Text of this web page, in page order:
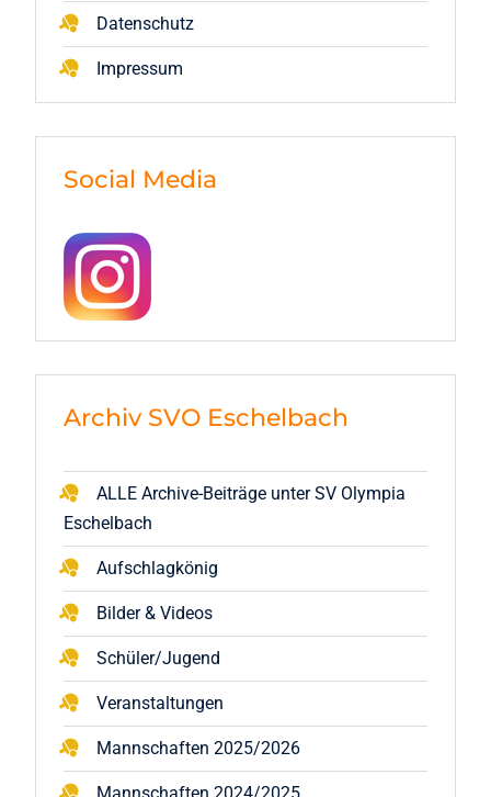
Datenschutz
Impressum
Social Media
Archiv SVO Eschelbach
ALLE Archive-Beiträge unter SV Olympia
Eschelbach
Aufschlagkönig
Bilder & Videos
Schüler/Jugend
Veranstaltungen
Mannschaften 2025/2026